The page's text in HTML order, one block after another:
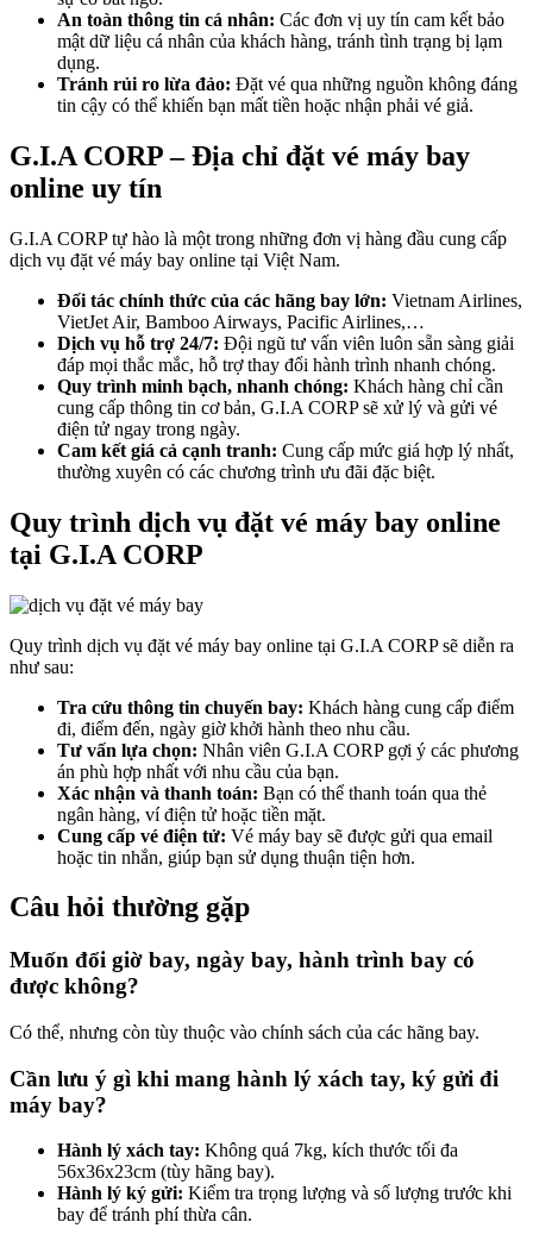
An toàn thông tin cá nhân: Các đơn vị uy tín cam kết bảo
mật dữ liệu cá nhân của khách hàng, tránh tình trạng bị lạm
dụng.
Tránh rủi ro lừa đảo: Đặt vé qua những nguồn không đáng
tin cậy có thể khiến bạn mất tiền hoặc nhận phải vé giả.
G.I.A CORP – Địa chỉ đặt vé máy bay
online uy tín
G.I.A CORP tự hào là một trong những đơn vị hàng đầu cung cấp
dịch vụ đặt vé máy bay online tại Việt Nam.
Đối tác chính thức của các hãng bay lớn: Vietnam Airlines,
VietJet Air, Bamboo Airways, Pacific Airlines,…
Dịch vụ hỗ trợ 24/7: Đội ngũ tư vấn viên luôn sẵn sàng giải
đáp mọi thắc mắc, hỗ trợ thay đổi hành trình nhanh chóng.
Quy trình minh bạch, nhanh chóng: Khách hàng chỉ cần
cung cấp thông tin cơ bản, G.I.A CORP sẽ xử lý và gửi vé
điện tử ngay trong ngày.
Cam kết giá cả cạnh tranh: Cung cấp mức giá hợp lý nhất,
thường xuyên có các chương trình ưu đãi đặc biệt.
Quy trình dịch vụ đặt vé máy bay online
tại G.I.A CORP
Quy trình dịch vụ đặt vé máy bay online tại G.I.A CORP sẽ diễn ra
như sau:
Tra cứu thông tin chuyến bay: Khách hàng cung cấp điểm
đi, điểm đến, ngày giờ khởi hành theo nhu cầu.
Tư vấn lựa chọn: Nhân viên G.I.A CORP gợi ý các phương
án phù hợp nhất với nhu cầu của bạn.
Xác nhận và thanh toán: Bạn có thể thanh toán qua thẻ
ngân hàng, ví điện tử hoặc tiền mặt.
Cung cấp vé điện tử: Vé máy bay sẽ được gửi qua email
hoặc tin nhắn, giúp bạn sử dụng thuận tiện hơn.
Câu hỏi thường gặp
Muốn đổi giờ bay, ngày bay, hành trình bay có
được không?
Có thể, nhưng còn tùy thuộc vào chính sách của các hãng bay.
Cần lưu ý gì khi mang hành lý xách tay, ký gửi đi
máy bay?
Hành lý xách tay: Không quá 7kg, kích thước tối đa
56x36x23cm (tùy hãng bay).
Hành lý ký gửi: Kiểm tra trọng lượng và số lượng trước khi
bay để tránh phí thừa cân.